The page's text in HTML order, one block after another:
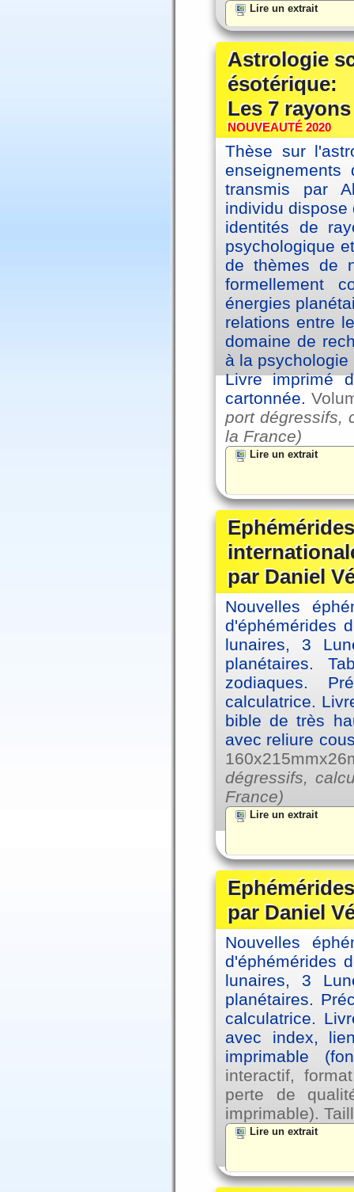
Lire un extrait
Astrologie
ésotérique:
Les 7
NOUVEAUTÉ 2020
Thèse sur
transmis par
individu
identités de
psychologique
de thèmes de
formellement
énergies
relations entre
domaine de
à la
Livre imprimé
cartonnée.
port dégressifs,
la France)
Lire un extrait
par Daniel
Nouvelles
d'éphémérides
lunaires, 3
planétaires.
zodiaques.
calculatrice.
bible de très
avec reliure
dégressifs,
France)
Lire un extrait
par Daniel
Nouvelles
d'éphémérides
lunaires, 3
planétaires.
calculatrice.
avec index,
imprimable
interactif,
perte de
imprimable).
Lire un extrait